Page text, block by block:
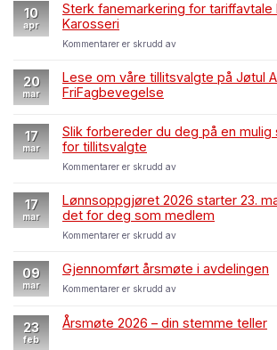
10
apr
Sterk fanemarkering for tariffavtale
Karosseri
Kommentarer er skrudd avfor
fanemarkering
for
Andresen
Karosseri
20
mar
Lese om våre tillitsvalgte på Jøtul
FriFagbevegelse
17
mar
Slik forbereder du deg på en
for tillitsvalgte
Kommentarer er skrudd avfor
forbereder
du
deg
på
mulig
for
17
mar
Lønnsoppgjøret 2026 starter 23.
det for deg som medlem
Kommentarer er skrudd avfor
2026
starter
23.
–
09
mar
Gjennomført årsmøte i avdelingen
Kommentarer er skrudd avfor
i
23
feb
Årsmøte 2026 – din stemme teller